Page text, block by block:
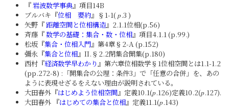
『岩波数学事典』項目14B
ブルバキ『位相 要約』§1-1( p.3 )
矢野『距離空間と位相構造』2.1.1位相(p.56)
斉藤『数学の基礎：集合・数・位相』項目4.1.1 (p.99.)
松坂『集合・位相入門』第4章§2-A (p.152)
彌永『集合と位相』II.§2.2閉集合開集(p.180)
西村『経済数学早わかり』第六章位相数学§1位相空間とは1.1-1.2
(pp.272-8) :「開集合の公理：条件3」で「任意の合併」を、あの
ように表現せざるをえない理由が説明されている。
大田春外『はじめよう位相空間』定義10.1(p.126)定義10.2(p.127).
大田春外 『はじめての集合と位相』定義11.1(p.143)